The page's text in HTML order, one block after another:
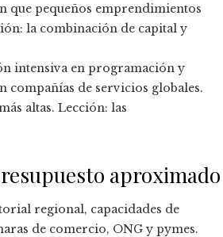
que pequeños emprendimientos
la combinación de capital y
intensiva en programación y
compañías de servicios globales.
altas. Lección: las
aproximado
regional, capacidades de
de comercio, ONG y pymes.